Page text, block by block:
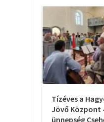
Tízéves a
Jövő Központ
ünnepség